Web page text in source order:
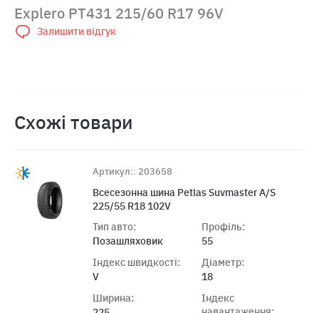
Explero PT431 215/60 R17 96V
Залишити відгук
Схожі товари
Артикул:: 203658
Всесезонна шина Petlas Suvmaster A/S
225/55 R18 102V
Тип авто:
Позашляховик
Індекс швидкості:
V
Ширина:
Профіль:
55
Діаметр:
18
Індекс